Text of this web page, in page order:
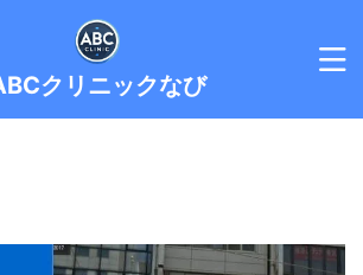
クリニックなび